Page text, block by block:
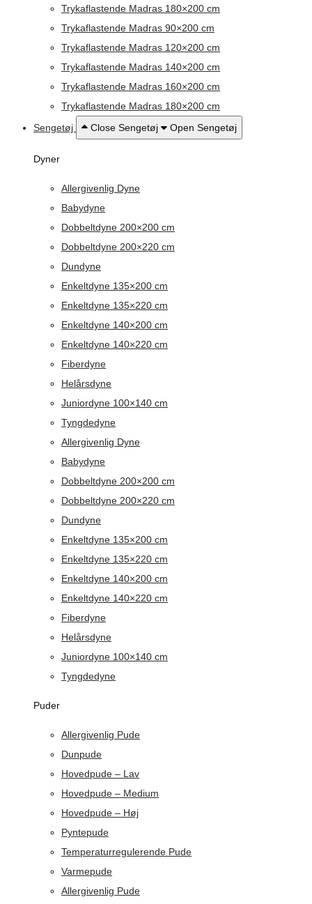
Trykaflastende Madras 180×200 cm
Trykaflastende Madras 90×200 cm
Trykaflastende Madras 120×200 cm
Trykaflastende Madras 140×200 cm
Trykaflastende Madras 160×200 cm
Trykaflastende Madras 180×200 cm
Sengetøj
Close Sengetøj Open Sengetøj
Dyner
Allergivenlig Dyne
Babydyne
Dobbeltdyne 200×200 cm
Dobbeltdyne 200×220 cm
Dundyne
Enkeltdyne 135×200 cm
Enkeltdyne 135×220 cm
Enkeltdyne 140×200 cm
Enkeltdyne 140×220 cm
Fiberdyne
Helårsdyne
Juniordyne 100×140 cm
Tyngdedyne
Allergivenlig Dyne
Babydyne
Dobbeltdyne 200×200 cm
Dobbeltdyne 200×220 cm
Dundyne
Enkeltdyne 135×200 cm
Enkeltdyne 135×220 cm
Enkeltdyne 140×200 cm
Enkeltdyne 140×220 cm
Fiberdyne
Helårsdyne
Juniordyne 100×140 cm
Tyngdedyne
Puder
Allergivenlig Pude
Dunpude
Hovedpude – Lav
Hovedpude – Medium
Hovedpude – Høj
Pyntepude
Temperaturregulerende Pude
Varmepude
Allergivenlig Pude